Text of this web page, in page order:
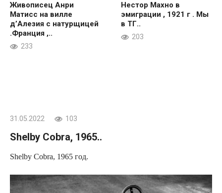
Живописец Анри
Матисс на вилле
д’Алезия с натурщицей
.Франция ,..
233
Нестор Махно в
эмиграции , 1921 г . Мы
в ТГ..
203
31.05.2022 103
Shelby Cobra, 1965..
Shelby Cobra, 1965 год.